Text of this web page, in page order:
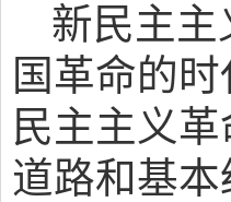
新民主
国革命的
民主主义
道路和基